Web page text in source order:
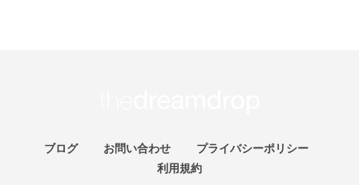
ブログ お問い合わせ
プライバシーポリシー
利用規約